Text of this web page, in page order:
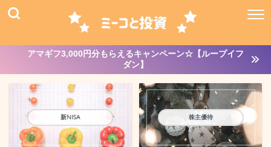
アマギフ3,000円分もらえるキャンペーン☆【ループイフ
ダン】
新NISA 株主優待